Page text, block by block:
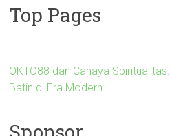
Top Pages
OKTO88 dan Cahaya
Batin di Era Modern